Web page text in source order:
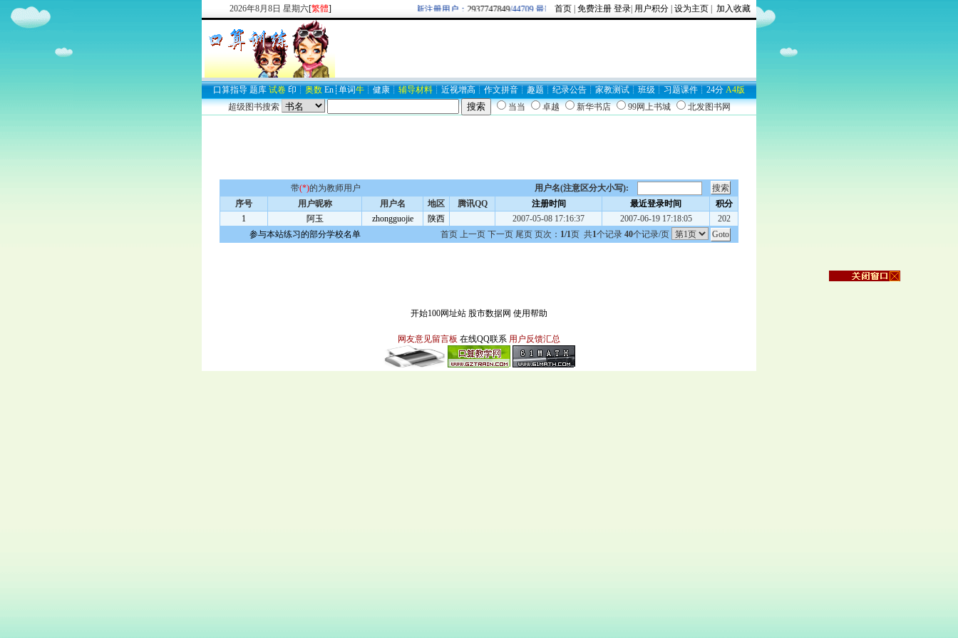
2026年8月 8日 星期六[繁體] 欢迎新注册用户：2937747849/44709 最新博客圈：牛逼/BLOG19403
首页 免费注册 登录 用户积分 设为主页 加入收藏
口算指导 题库 试卷 印 ┊ 奥数 En ┊ 单词牛 ┊ 健康 ┊ 辅导材料 ┊ 近视增高 ┊ 作文拼音 ┊ 趣题 ┊ 纪录公告 ┊ 家教测试 ┊ 班级 ┊ 习题课件 ┊ 24分 A4版
超级图书搜索
当当 卓越 新华书店 99网上书城 北发图书网
带(*)的为教师用户
用户名(注意区分大小写):
序号
用户昵称 用户名 地区 腾讯QQ 注册时间 最近登录时间
积分
1
阿玉 zhongguojie 陕西 2007-05-08 17:16:37 2007-06-19 17:18:05
202
参与本站练习的部分学校名单
首页 上一页 下一页 尾页 页次： 1/1页 共1个记录 40个记录/页
开始100网址站 股市数据网 使用帮助
网友意见留言板 在线QQ联系 用户反馈汇总